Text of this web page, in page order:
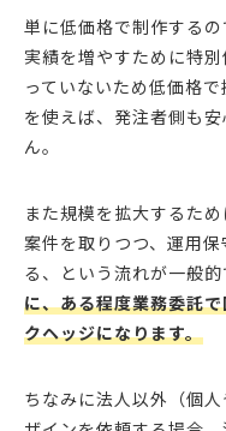
単に低価格で制作する
実績を増やすために特
っていないため低価格
を使えば、発注者側も
ん。
また規模を拡大するた
案件を取りつつ、運用
る、という流れが一般的
に、ある程度業務委託
クヘッジになります。
ちなみに法人以外（個